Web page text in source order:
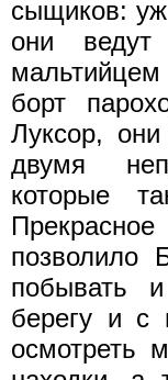
сыщиков:
они
борт
Луксор,
двумя
которые
позволило
побывать
берегу и с
осмотреть